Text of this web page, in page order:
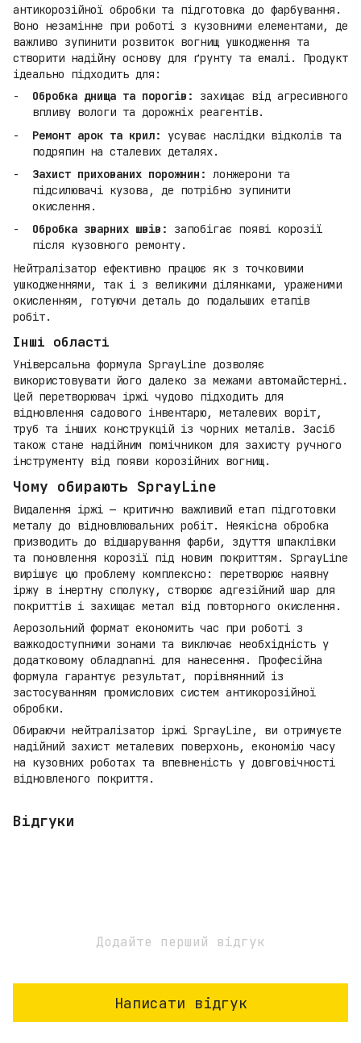
антикорозійної обробки та підготовка до фарбування.
Воно незамінне при роботі з кузовними елементами, де
важливо зупинити розвиток вогнищ ушкодження та
створити надійну основу для ґрунту та емалі. Продукт
ідеально підходить для:
Обробка днища та порогів:
захищає від агресивного
впливу вологи та дорожніх реагентів.
Ремонт арок та крил:
усуває наслідки відколів та
подряпин на сталевих деталях.
Захист прихованих порожнин: лонжерони та
підсилювачі кузова, де потрібно зупинити
окислення.
Обробка зварних швів:
запобігає появі корозії
після кузовного ремонту.
Нейтралізатор ефективно працює як з точковими
ушкодженнями, так і з великими ділянками, ураженими
окисленням, готуючи деталь до подальших етапів
робіт.
Інші області
Універсальна формула SprayLine дозволяє
використовувати його далеко за межами автомайстерні.
Цей перетворювач іржі чудово підходить для
відновлення садового інвентарю, металевих воріт,
труб та інших конструкцій із чорних металів. Засіб
також стане надійним помічником для захисту ручного
інструменту від появи корозійних вогнищ.
Чому обирають SprayLine
Видалення іржі — критично важливий етап підготовки
металу до відновлювальних робіт. Неякісна обробка
призводить до відшарування фарби, здуття шпаклівки
та поновлення корозії під новим покриттям. SprayLine
вирішує цю проблему комплексно: перетворює наявну
іржу в інертну сполуку, створює адгезійний шар для
покриттів і захищає метал від повторного окислення.
Аерозольний формат економить час при роботі з
важкодоступними зонами та виключає необхідність у
додатковому обладnanні для нанесення. Професійна
формула гарантує результат, порівнянний із
застосуванням промислових систем антикорозійної
обробки.
Обираючи нейтралізатор іржі SprayLine, ви отримуєте
надійний захист металевих поверхонь, економію часу
на кузовних роботах та впевненість у довговічності
відновленого покриття.
Відгуки
Додайте перший відгук
Написати відгук